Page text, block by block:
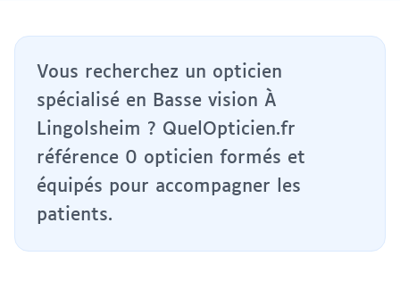
Vous recherchez un opticien
spécialisé en Basse vision À
Lingolsheim ? QuelOpticien.fr
référence 0 opticien formés et
équipés pour accompagner les
patients.